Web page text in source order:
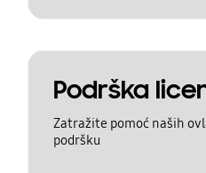
Podrška
Zatražite pomoć naših
podršku